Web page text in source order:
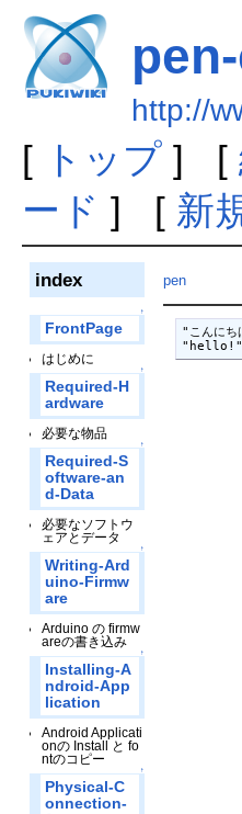
http://
[ トップ] [
ード ] [ 新
index
↑
FrontPage
はじめに
↑
Required-H
ardware
必要な物品
↑
Required-S
oftware-an
d-Data
必要なソフトウ
ェアとデータ
↑
Writing-Ard
uino-Firmw
are
Arduino の firmw
areの書き込み
↑
Installing-A
ndroid-App
lication
Android Applicati
onの Install と fo
ntのコピー
↑
Physical-C
onnection-
pen
"こんにち
"hello!"